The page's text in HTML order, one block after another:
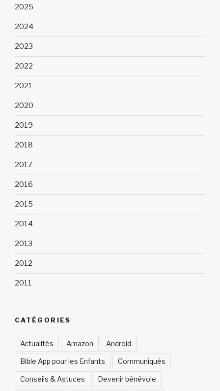
2025
2024
2023
2022
2021
2020
2019
2018
2017
2016
2015
2014
2013
2012
2011
CATÉGORIES
Actualités Amazon Android
Bible App pour les Enfants Communiqués
Conseils & Astuces Devenir bénévole